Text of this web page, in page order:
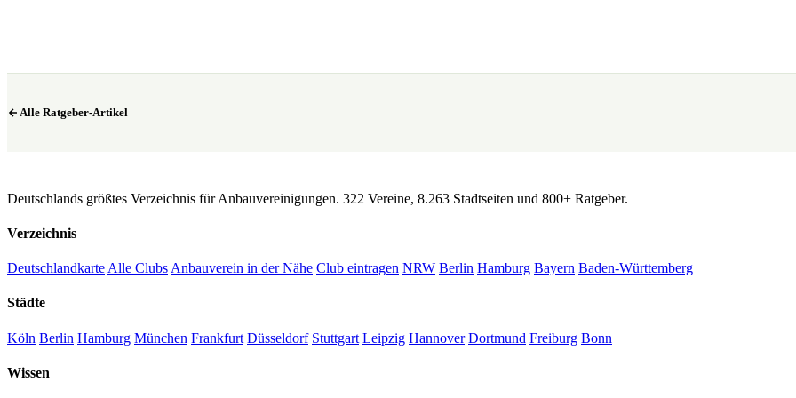
Alle Ratgeber-Artikel
Deutschlands größtes Verzeichnis für Anbauvereinigungen. 322 Vereine, 8.263 Stadtseiten und 800+ Ratgeber.
Verzeichnis
Deutschlandkarte Alle Clubs Anbauverein in der Nähe Club eintragen NRW Berlin Hamburg Bayern Baden-Württemberg
Städte
Köln Berlin Hamburg München Frankfurt Düsseldorf Stuttgart Leipzig Hannover Dortmund Freiburg Bonn
Wissen